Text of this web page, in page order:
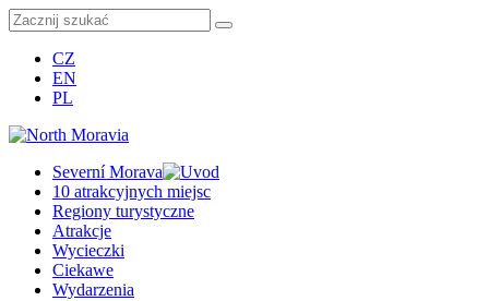
CZ
EN
PL
Severní Morava
10 atrakcyjnych miejsc
Regiony turystyczne
Atrakcje
Wycieczki
Ciekawe
Wydarzenia